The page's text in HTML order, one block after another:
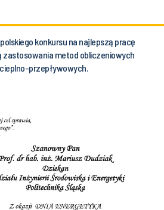
konkursu na najlepszą pracę
metod obliczeniowych
przepływowych.